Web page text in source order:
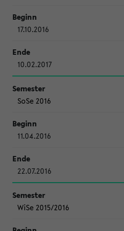
17.10.2016
10.02.2017
SoSe 2016
11.04.2016
22.07.2016
WiSe 2015/2016